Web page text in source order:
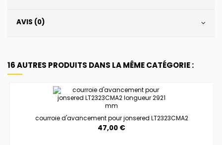
AVIS (0)
16 AUTRES PRODUITS DANS LA MÊME CATÉGORIE :
courroie d'avancement pour jonsered LT2323CMA2
47,00 €